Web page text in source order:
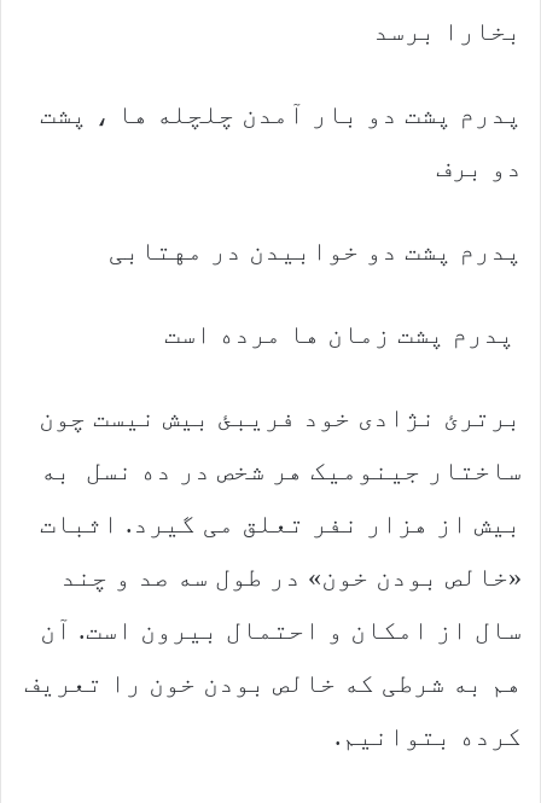
بخارا برسد
پدرم پشت دو بار آمدن چلچله ها ، پشت
دو برف
پدرم پشت دو خوابیدن در مهتابی
پدرم پشت زمان ها مرده است
برترئ نژادی خود فریبئ بیش نیست چون
ساختار جینومیک هر شخص در ده نسل به
بیش از هزار نفر تعلق می گیرد. اثبات
«خالص بودن خون» در طول سه صد و چند
سال از امکان و احتمال بیرون است. آن
هم به شرطی که خالص بودن خون را تعریف
کرده بتوانیم.